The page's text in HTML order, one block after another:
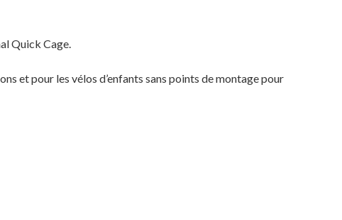
Quick Cage.
et pour les vélos d’enfants sans points de montage pour